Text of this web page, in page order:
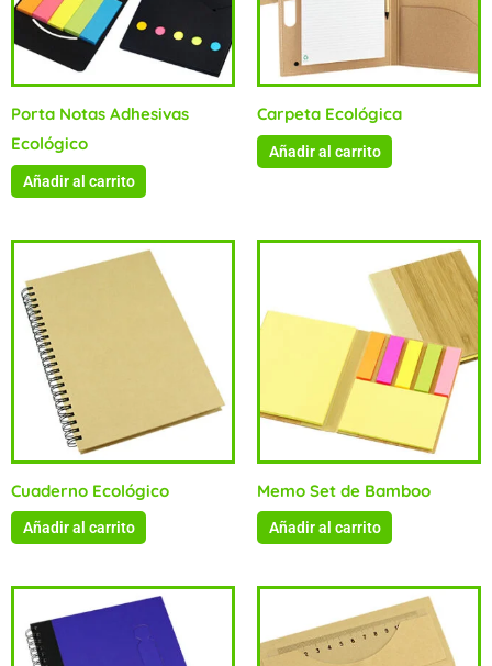
Porta Notas Adhesivas
Ecológico
Añadir al carrito
Carpeta Ecológica
Añadir al carrito
Cuaderno Ecológico
Añadir al carrito
Memo Set de Bamboo
Añadir al carrito